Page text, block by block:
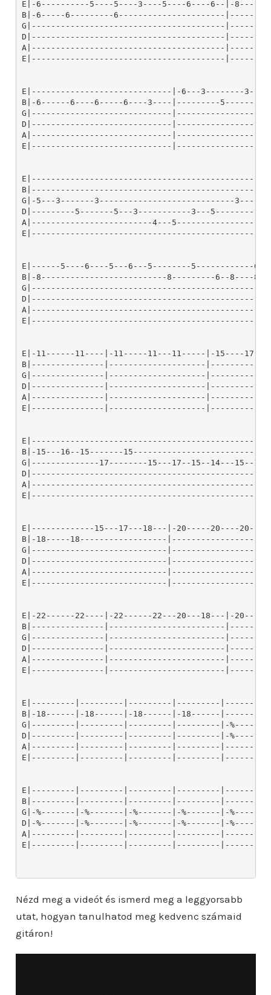
Nézd meg a videót és ismerd meg a leggyorsabb
utat, hogyan tanulhatod meg kedvenc számaid
gitáron!